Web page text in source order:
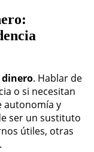
dinero. Hablar de
o si necesitan
autonomía y
ser un sustituto
útiles, otras